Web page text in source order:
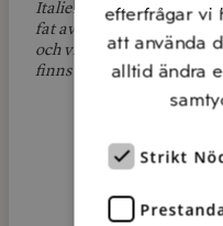
Italien med naturlig
fat av ek och lärkträ.
och vinägern får en
finns kvar. Syrahalten på
efterfrågar vi
att använda
alltid ändra
Strikt